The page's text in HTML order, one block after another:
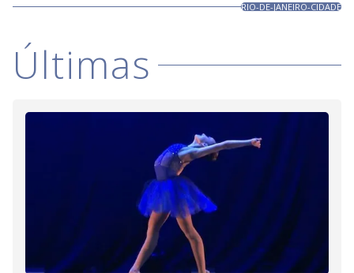
RIO-DE-JANEIRO-CIDADE
Últimas